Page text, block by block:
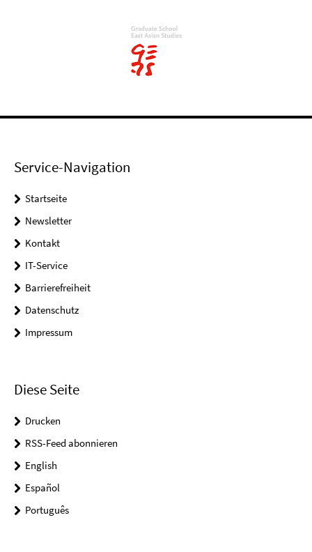
Service-Navigation
Startseite
Newsletter
Kontakt
IT-Service
Barrierefreiheit
Datenschutz
Impressum
Diese Seite
Drucken
RSS-Feed abonnieren
English
Español
Português